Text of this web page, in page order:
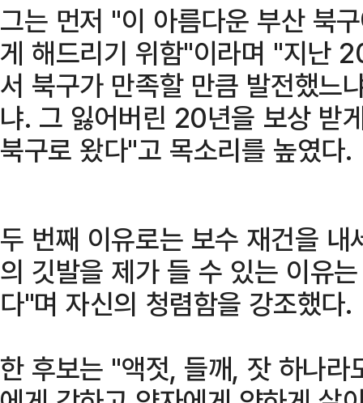
그는 먼저 "이 아름다운 부산 북
게 해드리기 위함"이라며 "지난
서 북구가 만족할 만큼 발전했느
냐. 그 잃어버린 20년을 보상 받
북구로 왔다"고 목소리를 높였다.
두 번째 이유로는 보수 재건을
의 깃발을 제가 들 수 있는 이유
다"며 자신의 청렴함을 강조했다.
한 후보는 "액젓, 들깨, 잣 하나